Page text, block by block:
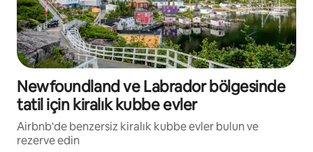
Newfoundland ve Labrador bölgesinde
tatil için kiralık kubbe evler
Airbnb'de benzersiz kiralık kubbe evler bulun ve
rezerve edin